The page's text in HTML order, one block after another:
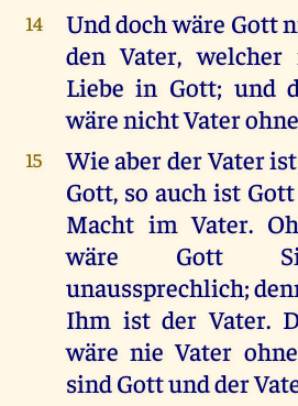
14
Und doch wäre Gott
den Vater,
Liebe in Gott; und
wäre nicht Vater
15
Wie aber der Vater
Gott, so auch ist
Macht im Vater.
wäre Gott
unaussprechlich;
Ihm ist der Vater.
wäre nie Vater
sind Gott und der